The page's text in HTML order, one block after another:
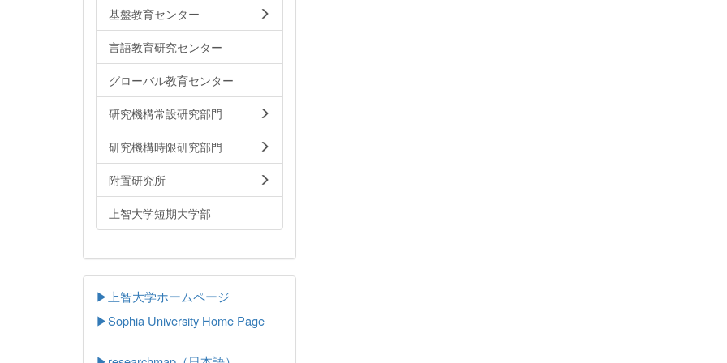
基盤教育センター
言語教育研究センター
グローバル教育センター
研究機構常設研究部門
研究機構時限研究部門
附置研究所
上智大学短期大学部
▶上智大学ホームページ
▶Sophia University Home Page